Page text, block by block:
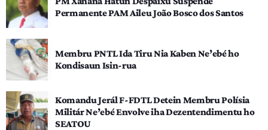
Permanente PAM Aileu João Bosco dos Santos
Membru PNTL Ida Tiru Nia Kaben Ne’ebé ho
Kondisaun Isin-rua
Komandu Jerál F-FDTL Detein Membru Polísia
Militár Ne’ebé Envolve iha Dezentendimentu ho
SEATOU